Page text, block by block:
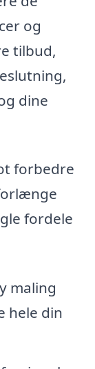
og
tilbud,
dine
forbedre
fordele
maling
hele din